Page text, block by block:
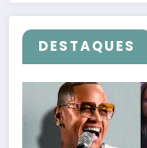
DESTAQUES